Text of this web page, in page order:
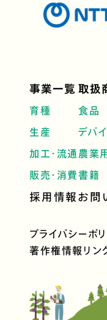
事業一覧
育種
生産
加工・流通
販売・消費
取扱
食品
デバ
農業
書籍
採用情報お問
プライバシーポ
著作権情報 リン